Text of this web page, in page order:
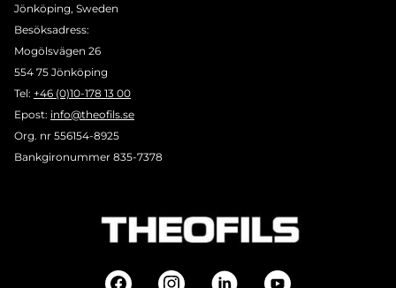
Jönköping, Sweden
Besöksadress:
Mogölsvägen 26
554 75 Jönköping
Tel: +46 (0)10-178 13 00
Epost: info@theofils.se
Org. nr 556154-8925
Bankgironummer 835-7378